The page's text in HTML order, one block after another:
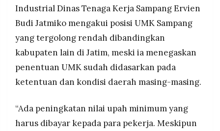
Industrial Dinas Tenaga Kerja Sampang Ervien
Budi Jatmiko mengakui posisi UMK Sampang
yang tergolong rendah dibandingkan
kabupaten lain di Jatim, meski ia menegaskan
penentuan UMK sudah didasarkan pada
ketentuan dan kondisi daerah masing-masing.
“Ada peningkatan nilai upah minimum yang
harus dibayar kepada para pekerja. Meskipun